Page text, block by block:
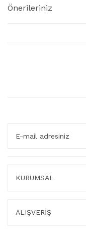
Önerileriniz
KURUMSAL
ALIŞVERİŞ